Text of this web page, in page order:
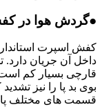
●گردش هوا در
کفش اسپرت
داخل آن جریان
قارچی بسیار کم
بوی بد پا را نیز
قسمت های مختلف پا